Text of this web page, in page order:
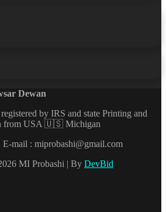
Dewan
by IRS and state Printing and
from USA 🇺🇸 Michigan
mail : miprobashi@gmail.com
MI Probashi | By DevBid